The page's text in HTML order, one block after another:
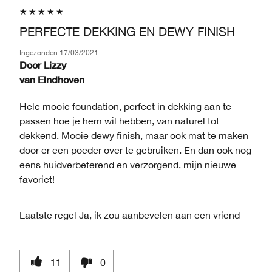
PERFECTE DEKKING EN DEWY FINISH
Ingezonden 17/03/2021
Door Lizzy
van Eindhoven
Hele mooie foundation, perfect in dekking aan te
passen hoe je hem wil hebben, van naturel tot
dekkend. Mooie dewy finish, maar ook mat te maken
door er een poeder over te gebruiken. En dan ook nog
eens huidverbeterend en verzorgend, mijn nieuwe
favoriet!
Laatste regel Ja, ik zou aanbevelen aan een vriend
11 0